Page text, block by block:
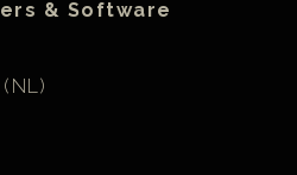
& Software